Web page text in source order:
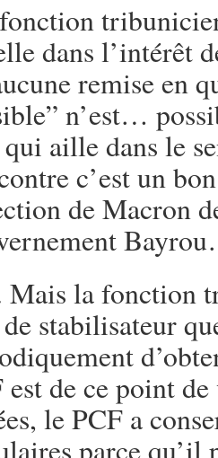
dans l’intérêt
remise en
n’est…
aille dans le
c’est un
de Macron
Mais la fonction
stabilisateur
est de ce point
le PCF a
parce qu’il